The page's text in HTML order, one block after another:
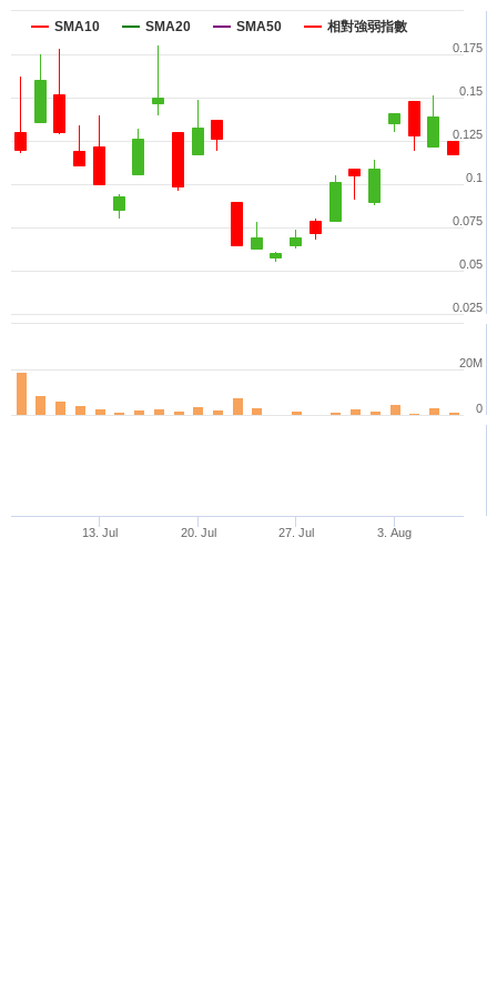
SMA10 SMA20 SMA50 相對強弱指數
13. Jul 20. Jul 27. Jul 3. Aug
0.025
0.05
0.075
0.1
0.125
0.15
0.175
0
20M